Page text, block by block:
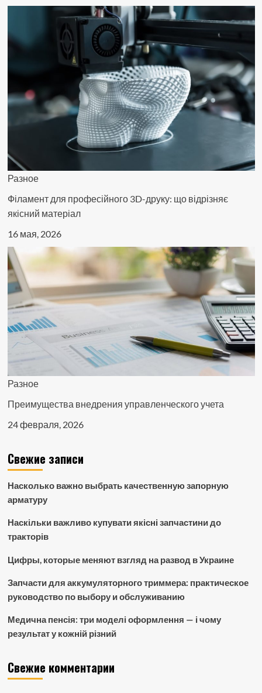
Разное
Філамент для професійного 3D-друку: що відрізняє
якісний матеріал
16 мая, 2026
Разное
Преимущества внедрения управленческого учета
24 февраля, 2026
Свежие записи
Насколько важно выбрать качественную запорную
арматуру
Наскільки важливо купувати якісні запчастини до
тракторів
Цифры, которые меняют взгляд на развод в Украине
Запчасти для аккумуляторного триммера: практическое
руководство по выбору и обслуживанию
Медична пенсія: три моделі оформлення — і чому
результат у кожній різний
Свежие комментарии